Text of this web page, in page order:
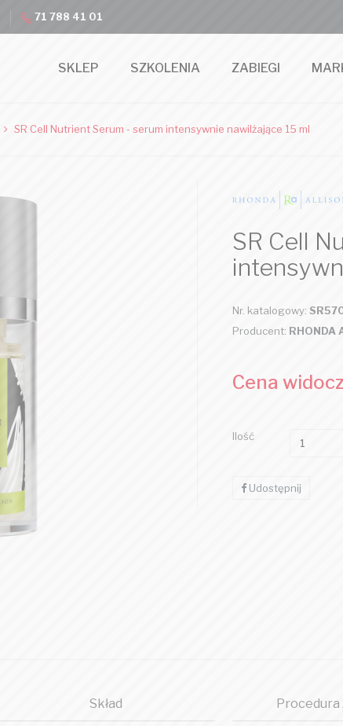
71 788 41 01
SKLEP SZKOLENIA ZABIEGI
SR Cell Nutrient Serum - serum intensywnie nawilżające 15 ml
SR Cell
Nr. katalogowy:
Producent: RHONDA
Cena
Ilość
Udostępnij
Skład Procedura